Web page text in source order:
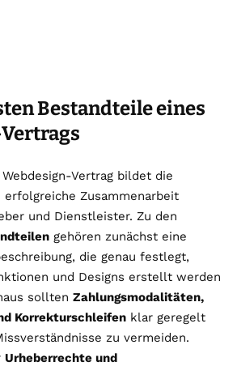
Bestandteile eines
Vertrag bildet die
erfolgreiche Zusammenarbeit
und Dienstleister. Zu den
gehören zunächst eine
die genau festlegt,
und Designs erstellt werden
sollten Zahlungsmodalitäten,
Korrekturschleifen klar geregelt
zu vermeiden.
Urheberrechte und